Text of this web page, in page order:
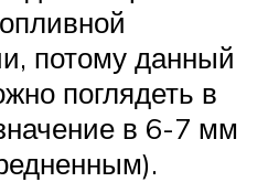
потому данный
поглядеть в
в 6-7 мм